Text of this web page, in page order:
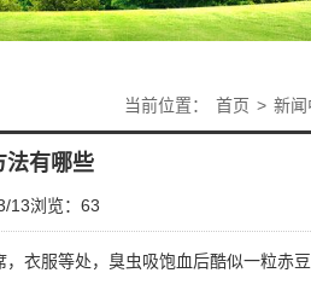
当前位置： 首页 > 新闻
法有哪些
13浏览： 63
衣服等处，臭虫吸饱血后酷似一粒赤